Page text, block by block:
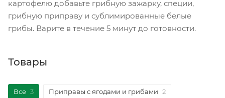
картофелю добавьте грибную зажарку, специи,
грибную приправу и сублимированные белые
грибы. Варите в течение 5 минут до готовности.
Товары
Все 3 Приправы с ягодами и грибами 2